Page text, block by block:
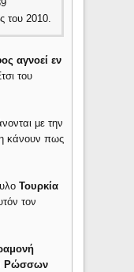
του 2010.
αγνοεί εν
του
με την
η κάνουν πως
Τουρκία
τον
Ρώσσων